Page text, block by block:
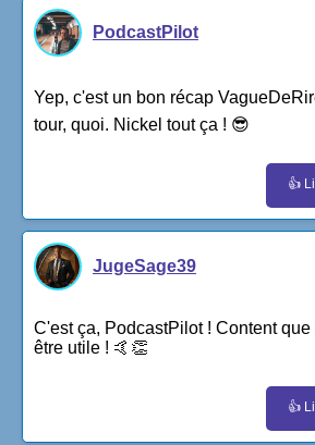
PodcastPilot
Yep, c'est un bon récap
tour, quoi. Nickel tout ça ! 😎
👍
JugeSage39
C'est ça, PodcastPilot ! Content
être utile ! 🤙👏
👍